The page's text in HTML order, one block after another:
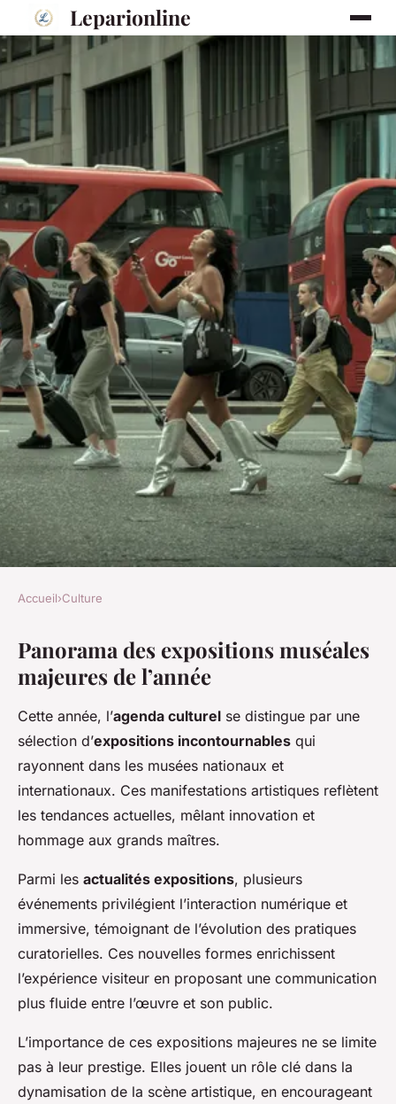
Leparionline
Les Expositions Muséales
Incontournables de l'Année :
Un Tour d'Horizon Fascinant
Adèle 10 mai 2025 • 3 min de lecture
Accueil›Culture
Panorama des expositions muséales
majeures de l’année
Cette année, l’agenda culturel se distingue par une
sélection d’expositions incontournables qui
rayonnent dans les musées nationaux et
internationaux. Ces manifestations artistiques reflètent
les tendances actuelles, mêlant innovation et
hommage aux grands maîtres.
Parmi les actualités expositions, plusieurs
événements privilégient l’interaction numérique et
immersive, témoignant de l’évolution des pratiques
curatorielles. Ces nouvelles formes enrichissent
l’expérience visiteur en proposant une communication
plus fluide entre l’œuvre et son public.
L’importance de ces expositions majeures ne se limite
pas à leur prestige. Elles jouent un rôle clé dans la
dynamisation de la scène artistique, en encourageant